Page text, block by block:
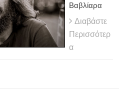
Βαβλίαρα
Διαβάστε
Περισσότερ
α